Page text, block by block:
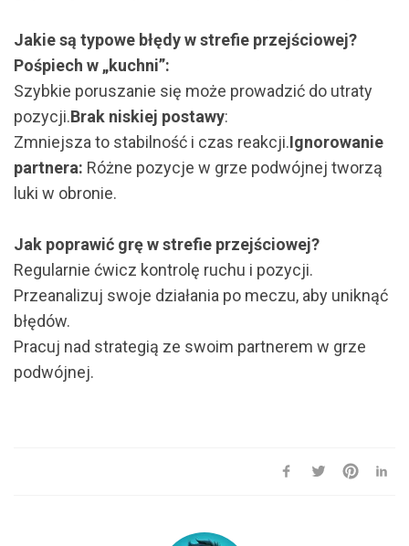
Jakie są typowe błędy w strefie przejściowej?
Pośpiech w „kuchni”:
Szybkie poruszanie się może prowadzić do utraty
pozycji.Brak niskiej postawy:
Zmniejsza to stabilność i czas reakcji.Ignorowanie
partnera: Różne pozycje w grze podwójnej tworzą
luki w obronie.
Jak poprawić grę w strefie przejściowej?
Regularnie ćwicz kontrolę ruchu i pozycji.
Przeanalizuj swoje działania po meczu, aby uniknąć
błędów.
Pracuj nad strategią ze swoim partnerem w grze
podwójnej.